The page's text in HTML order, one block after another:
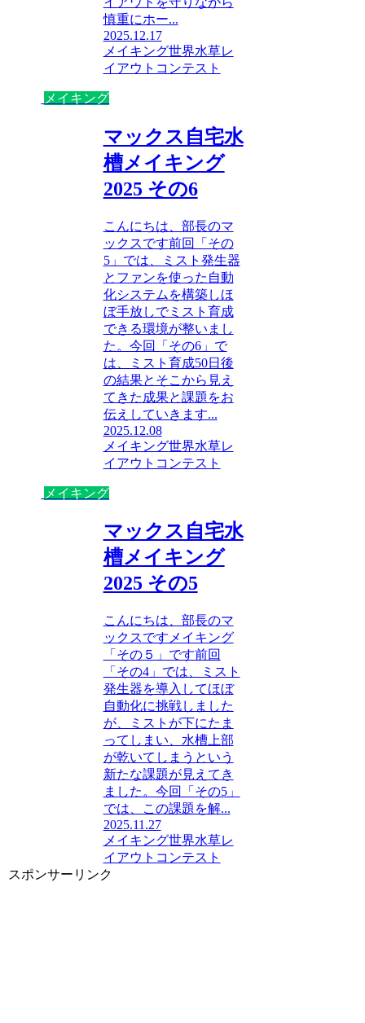
慎重にホー...
2025.12.17
メイキング世界水草レ
イアウトコンテスト
メイキング
マックス自宅水
槽メイキング
2025 その6
こんにちは、部長のマ
ックスです前回「その
5」では、ミスト発生器
とファンを使った自動
化システムを構築しほ
ぼ手放しでミスト育成
できる環境が整いまし
た。今回「その6」で
は、ミスト育成50日後
の結果とそこから見え
てきた成果と課題をお
伝えしていきます...
2025.12.08
メイキング世界水草レ
イアウトコンテスト
メイキング
マックス自宅水
槽メイキング
2025 その5
こんにちは、部長のマ
ックスですメイキング
「その５」です前回
「その4」では、ミスト
発生器を導入してほぼ
自動化に挑戦しました
が、ミストが下にたま
ってしまい、水槽上部
が乾いてしまうという
新たな課題が見えてき
ました。今回「その5」
では、この課題を解...
2025.11.27
メイキング世界水草レ
イアウトコンテスト
スポンサーリンク